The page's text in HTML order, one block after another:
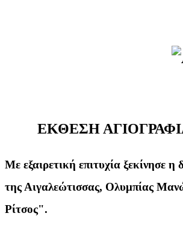
ΕΚΘΕΣΗ
Με εξαιρετική επιτυχία ξεκίνησε
της Αιγαλεώτισσας, Ολυμπίας
Ρίτσος".